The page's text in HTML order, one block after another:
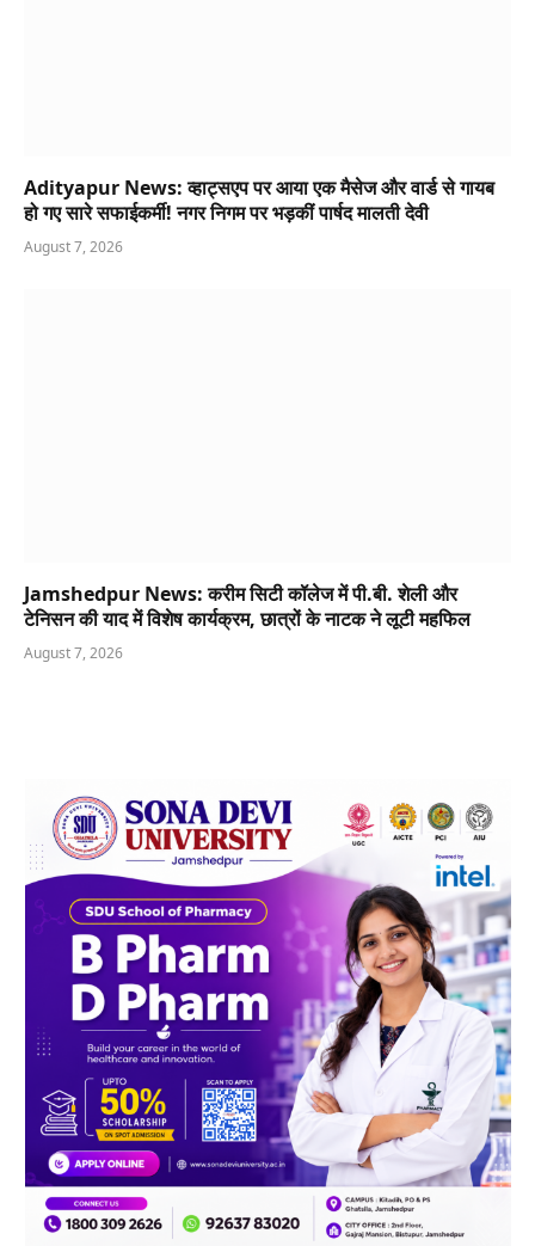
Adityapur News: व्हाट्सएप पर आया एक मैसेज और वार्ड से गायब
हो गए सारे सफाईकर्मी! नगर निगम पर भड़कीं पार्षद मालती देवी
August 7, 2026
Jamshedpur News: करीम सिटी कॉलेज में पी.बी. शेली और
टेनिसन की याद में विशेष कार्यक्रम, छात्रों के नाटक ने लूटी महफिल
August 7, 2026